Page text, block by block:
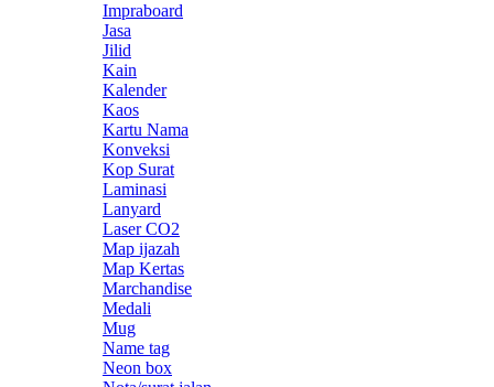
Impraboard
Jasa
Jilid
Kain
Kalender
Kaos
Kartu Nama
Konveksi
Kop Surat
Laminasi
Lanyard
Laser CO2
Map ijazah
Map Kertas
Marchandise
Medali
Mug
Name tag
Neon box